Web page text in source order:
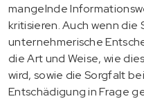
mangelnde
kritisieren. Auch wenn die
unternehmerische
die Art und Weise, wie
wird, sowie die Sorgfalt
Entschädigung in Frage